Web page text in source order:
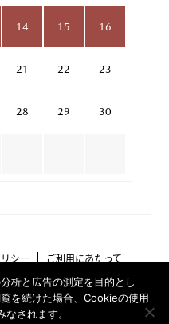
14 15 16
21 22 23
28 29 30
シー ご利用にあたって
析と広告の測定を目的とし
を続けた場合、Cookieの使用
されます。